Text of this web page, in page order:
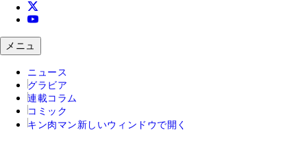
メニュ
ニュース
グラビア
連載コラム
コミック
キン肉マン 新しいウィンドウで開く